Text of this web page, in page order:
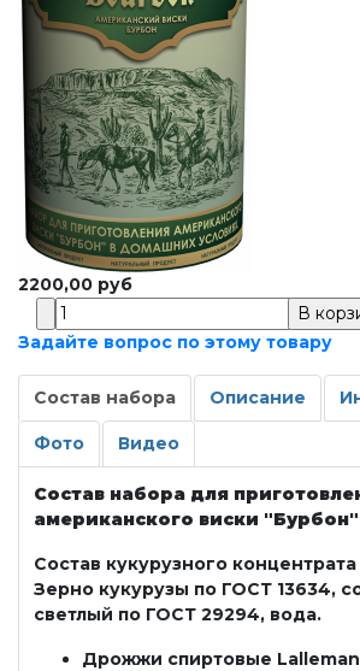
2200,00 руб
Задайте вопрос по этому товару
Состав набора Описание
Фото Видео
Состав набора для
американского виски
Состав кукурузного концентрата
Зерно кукурузы по ГОСТ 13634,
светлый по ГОСТ 29294, вода.
Дрожжи спиртовые